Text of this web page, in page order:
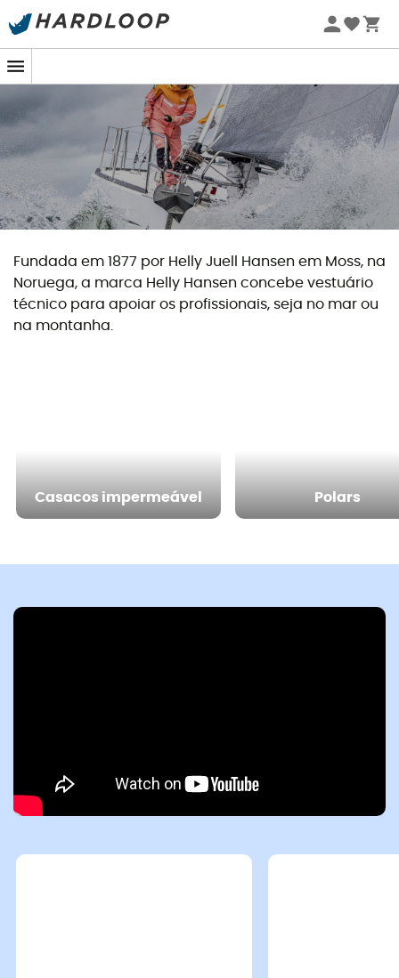
Promoções de verão 🔥 -5% EXTRA a partir de 2 produtos*
Fundada em 1877 por Helly Juell Hansen em Moss, na
Noruega, a marca Helly Hansen concebe vestuário
técnico para apoiar os profissionais, seja no mar ou
na montanha.
Casacos impermeável Polars